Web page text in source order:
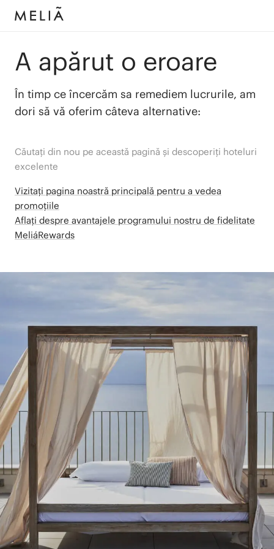
A apărut o eroare
În timp ce încercăm sa remediem lucrurile, am
dori să vă oferim câteva alternative:
Căutați din nou pe această pagină și descoperiți hoteluri
excelente
Vizitați pagina noastră principală pentru a vedea
promoțiile
Aflați despre avantajele programului nostru de fidelitate
MeliáRewards